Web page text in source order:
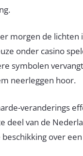
morgen de lichten
onder casino
symbolen
neerleggen hoor.
veranderings
deel van de
over